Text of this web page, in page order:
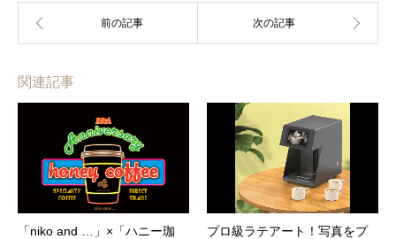
関連記事
「niko and …」×「ハニー珈
プロ級ラテアート！写真をプ